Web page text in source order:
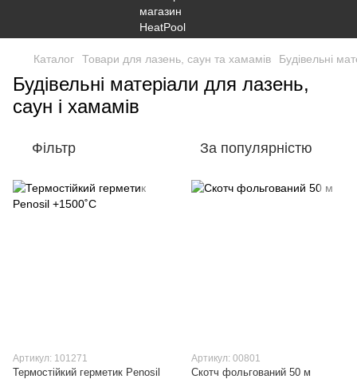
Каталог Товари для лазень, саун та хамамів Будівельні
Будівельні матеріали для лазень,
саун і хамамів
Фільтр За популярністю
Артикул: 101271
Термостійкий герметик Penosil
Артикул: 00801
Скотч фольгований 50 м